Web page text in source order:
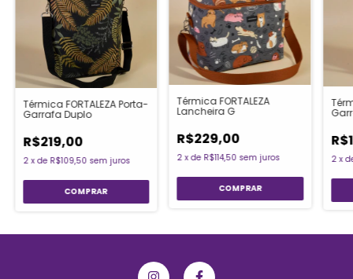
Térmica FORTALEZA Porta-
Garrafa Duplo
R$219,00
2 xde R$109,50 sem juros
Térmica FORTALEZA
Lancheira G
R$229,00
2 xde R$114,50 sem juros 2 x